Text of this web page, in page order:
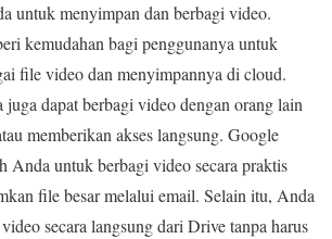
untuk menyimpan dan berbagi video.
kemudahan bagi penggunanya untuk
file video dan menyimpannya di cloud.
juga dapat berbagi video dengan orang lain
memberikan akses langsung. Google
Anda untuk berbagi video secara praktis
file besar melalui email. Selain itu, Anda
secara langsung dari Drive tanpa harus